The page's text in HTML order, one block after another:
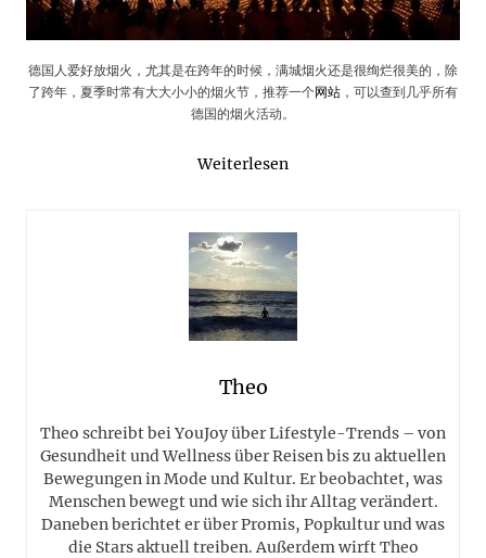
德国人爱好放烟火，尤其是在跨年的时候，满城烟火还是很绚烂很美的，除
了跨年，夏季时常有大大小小的烟火节，推荐一个网站 ，可以查到几乎所有
德国的烟火活动。
Weiterlesen
Theo
Theo schreibt bei YouJoy über Lifestyle-Trends – von
Gesundheit und Wellness über Reisen bis zu aktuellen
Bewegungen in Mode und Kultur. Er beobachtet, was
Menschen bewegt und wie sich ihr Alltag verändert.
Daneben berichtet er über Promis, Popkultur und was
die Stars aktuell treiben. Außerdem wirft Theo